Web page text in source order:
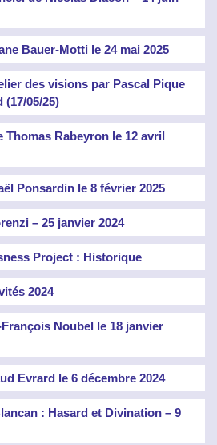
Bauer-Motti le 24 mai 2025
des visions par Pascal Pique
(17/05/25)
Thomas Rabeyron le 12 avril
Ponsardin le 8 février 2025
– 25 janvier 2024
Project : Historique
2024
Noubel le 18 janvier
Evrard le 6 décembre 2024
: Hasard et Divination – 9